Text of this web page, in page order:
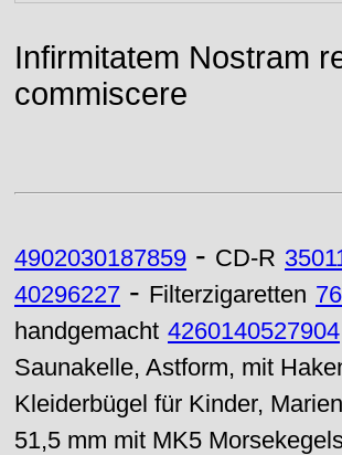
Infirmitatem Nostram
commiscere
4902030187859 - CD-R
40296227 - Filterzigaretten
handgemacht 4260140527904
Saunakelle, Astform, mit
Kleiderbügel für Kinder,
51,5 mm mit MK5